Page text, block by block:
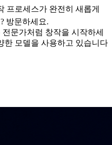
프로세스가 완전히 새롭게
방문하세요.
전문가처럼 창작을 시작하세
한 모델을 사용하고 있습니다